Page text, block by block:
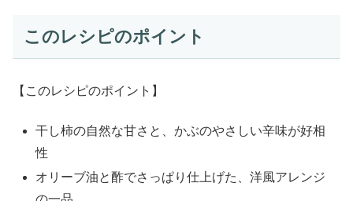
このレシピのポイント
【このレシピのポイント】
干し柿の自然な甘さと、かぶのやさしい辛味が好相
性
オリーブ油と酢でさっぱり仕上げた、洋風アレンジ